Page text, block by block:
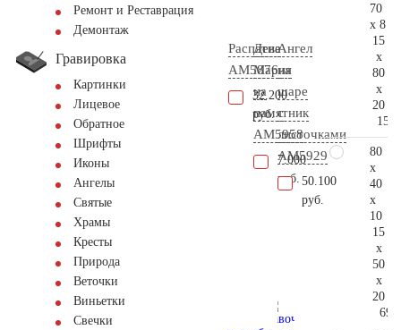
Ремонт и Реставрация
Демонтаж
Гравировка
Картинки
Лицевое
Обратное
Шрифты
Иконы
Ангелы
Святые
Храмы
Кресты
Природа
Веточки
Виньетки
Свечки
Распятие
AM5876
32.200
руб.
Дева
Мария
на
памятник
AM5958
7.000
руб.
Ангел
на
шаре
с
листочками
AM5929
50.100
руб.
70
x 8
15
x
80
x
20
80
x
40
x
10
15
x
50
x
20